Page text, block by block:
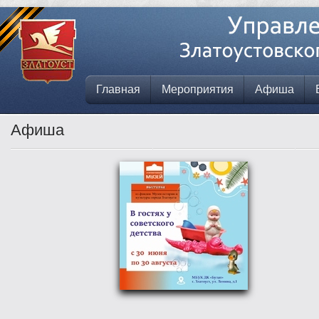
Главная Мероприятия Афиша
Афиша